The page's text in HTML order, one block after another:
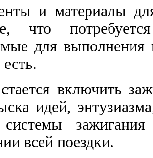
и материалы
что
для
включить
идей,
системы
всей поездки.